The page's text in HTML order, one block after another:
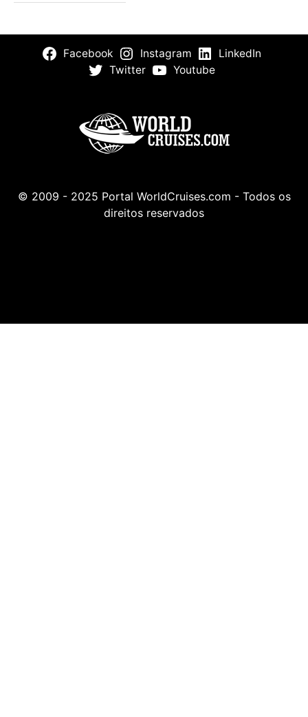
Facebook Instagram
LinkedIn
Twitter
Youtube
© 2009 - 2025 Portal WorldCruises.com - Todos os
direitos reservados